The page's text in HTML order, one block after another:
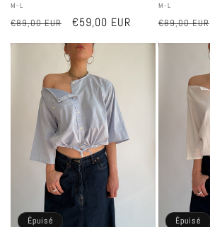
Fournisseur :
M-L
Prix
habituel
€89,00 EUR
Prix
promotionnel
€59,00 EUR
Fournisseur :
M-L
Prix
habituel
€89,00 EUR
Épuisé Épuisé